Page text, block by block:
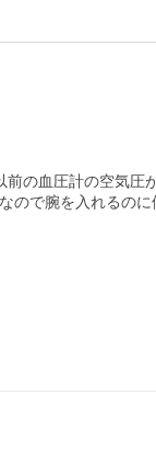
の血圧計の空気圧
ので腕を入れるの